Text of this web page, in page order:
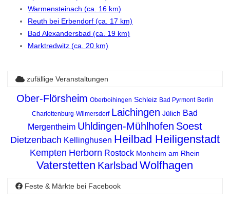
Warmensteinach (ca. 16 km)
Reuth bei Erbendorf (ca. 17 km)
Bad Alexandersbad (ca. 19 km)
Marktredwitz (ca. 20 km)
zufällige Veranstaltungen
Ober-Flörsheim Oberboihingen Schleiz Bad Pyrmont Berlin
Charlottenburg-Wilmersdorf Laichingen Jülich Bad
Mergentheim Uhldingen-Mühlhofen Soest
Dietzenbach Kellinghusen Heilbad Heiligenstadt
Kempten Herborn Rostock Monheim am Rhein
Vaterstetten Karlsbad Wolfhagen
Feste & Märkte bei Facebook